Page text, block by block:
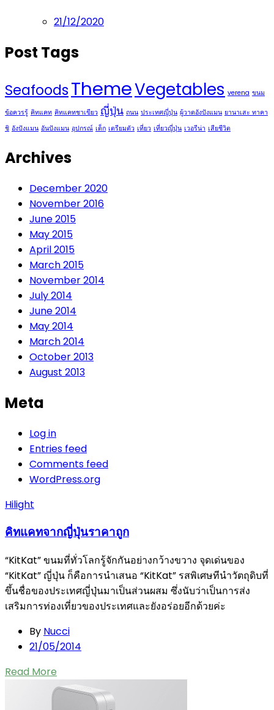
Posted
21/12/2020
Post Tags
SeafoodsThemeVegetables verena ขนม
ข้อควรรู้ คิทแคท คิทแคทชาเขียว ญี่ปุ่น ถนน ประเทศญี่ปุ่น ผู้วาดอังปังแมน ยานาเสะ ทาคา
ชิ อังปังแมน อันปังแมน อุปกรณ์ เด็ก เตรียมตัว เที่ยว เที่ยวญี่ปุ่น เวอรีน่า เสียชีวิต
Archives
December 2020
November 2016
June 2015
May 2015
April 2015
March 2015
November 2014
July 2014
June 2014
May 2014
March 2014
October 2013
August 2013
Meta
Log in
Entries feed
Comments feed
WordPress.org
Hilight
คิทแคทจากญี่ปุ่นราคาถูก
“KitKat” ขนมที่ทั่วโลกรู้จักกันอย่างกว้างขวาง จุดเด่นของ
“KitKat” ญี่ปุ่น ก็คือการนำเสนอ “KitKat” รสพิเศษทีนำวัตถุดิบที่
ขึ้นชื่อของประเทศญี่ปุ่นมาเป็นส่วนผสม ซึ่งนับว่าเป็นการส่ง
เสริมการท่องเที่ยวของประเทศและยังอร่อยอีกด้วยค่ะ
By Nucci
Posted
21/05/2014
Read More